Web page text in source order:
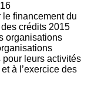
le financement du
crédits 2015
organisations
pour leurs activités
à l’exercice des